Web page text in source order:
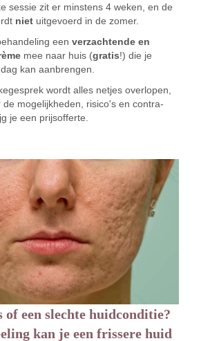
sessie zit er minstens 4 weken, en de
nietuitgevoerd in de zomer.
een verzachtende en
mee naar huis (gratis!) die je
kan aanbrengen.
wordt alles netjes overlopen,
de mogelijkheden, risico's en contra-
je een prijsofferte.
of een slechte huidconditie?
kan je een frissere huid